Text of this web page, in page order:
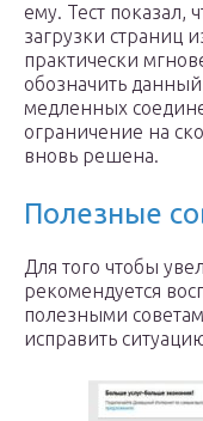
ему. Тест показал,
загрузки страниц
практически
обозначить
медленных
ограничение на
вновь решена.
Полезные
Для того чтобы
рекомендуется
полезными
исправить